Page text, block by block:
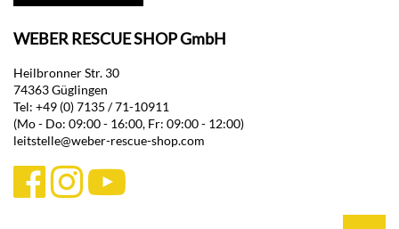
WEBER RESCUE SHOP GmbH
Heilbronner Str. 30
74363 Güglingen
Tel: +49 (0) 7135 / 71-10911
(Mo - Do: 09:00 - 16:00, Fr: 09:00 - 12:00)
leitstelle@weber-rescue-shop.com